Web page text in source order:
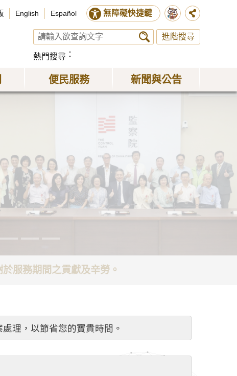
English Español 無障礙快捷鍵
進階搜尋
熱門搜尋
便民服務 新聞與公告
服務期間之貢獻及辛勞。
理，以節省您的寶貴時間。